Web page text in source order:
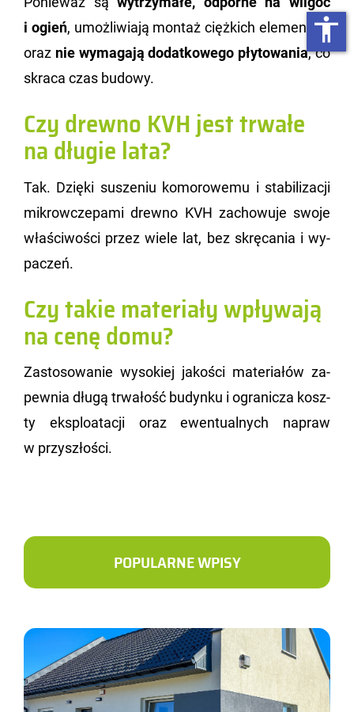
i ogień, umoż­li­wia­ją mon­taż cięż­kich ele­men­tów
oraz nie wy­ma­ga­ją do­dat­ko­we­go pły­to­wa­nia, co
skra­ca czas bu­do­wy.
Czy drewno KVH jest trwałe
na długie lata?
Tak. Dzię­ki su­sze­niu ko­mo­ro­we­mu i sta­bi­li­za­cji
mi­krow­cze­pa­mi drew­no KVH za­cho­wu­je swoje
wła­ści­wo­ści przez wiele lat, bez skrę­ca­nia i wy­
pa­czeń.
Czy takie materiały wpływają
na cenę domu?
Za­sto­so­wa­nie wy­so­kiej ja­ko­ści ma­te­ria­łów za­
pew­nia długą trwa­łość bu­dyn­ku i ogra­ni­cza kosz­
ty eks­plo­ata­cji oraz ewen­tu­al­nych na­praw
w przy­szło­ści.
POPULARNE WPISY
accessibility